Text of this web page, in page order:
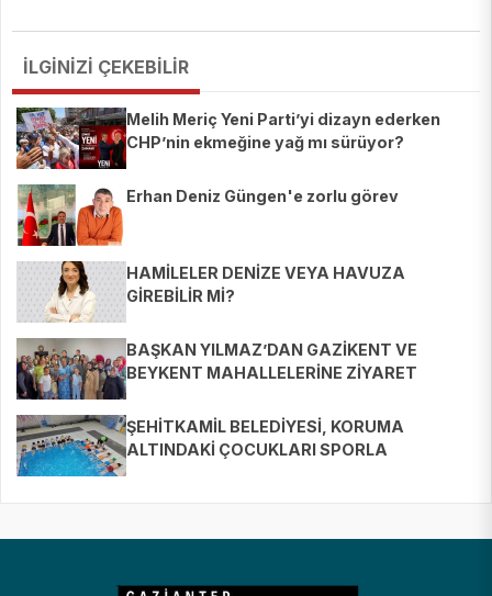
İLGİNİZİ ÇEKEBİLİR
Melih Meriç Yeni Parti’yi dizayn ederken
CHP’nin ekmeğine yağ mı sürüyor?
Erhan Deniz Güngen'e zorlu görev
HAMİLELER DENİZE VEYA HAVUZA
GİREBİLİR Mİ?
BAŞKAN YILMAZ’DAN GAZİKENT VE
BEYKENT MAHALLELERİNE ZİYARET
ŞEHİTKAMİL BELEDİYESİ, KORUMA
ALTINDAKİ ÇOCUKLARI SPORLA